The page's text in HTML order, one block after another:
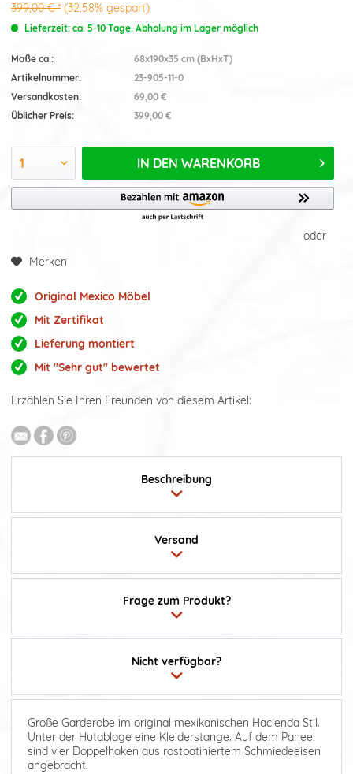
399,00 € * (32,58% gespart)
Lieferzeit: ca. 5-10 Tage. Abholung im Lager möglich
Maße ca.:
68x190x35 cm (BxHxT)
Artikelnummer:
23-905-11-0
Versandkosten:
69,00 €
Üblicher Preis:
399,00 €
IN DEN WARENKORB
oder
Merken
Original Mexico Möbel
Mit Zertifikat
Lieferung montiert
Mit "Sehr gut" bewertet
Erzählen Sie Ihren Freunden von diesem Artikel:
Beschreibung
Frage zum Produkt?
Versand
Nicht verfügbar?
Große Garderobe im original mexikanischen Hacienda Stil.
Unter der Hutablage eine Kleiderstange. Auf dem Paneel
sind vier Doppelhaken aus rostpatiniertem Schmiedeeisen
angebracht.